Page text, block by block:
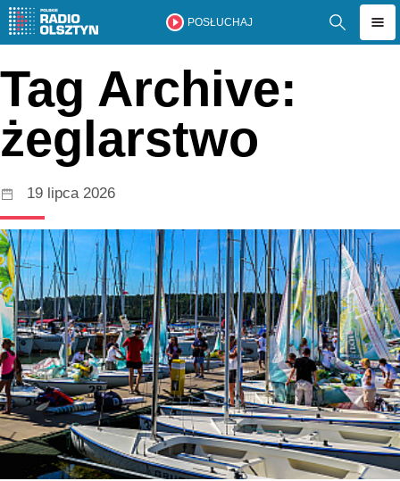
POSŁUCHAJ
Tag Archive:
żeglarstwo
19 lipca 2026